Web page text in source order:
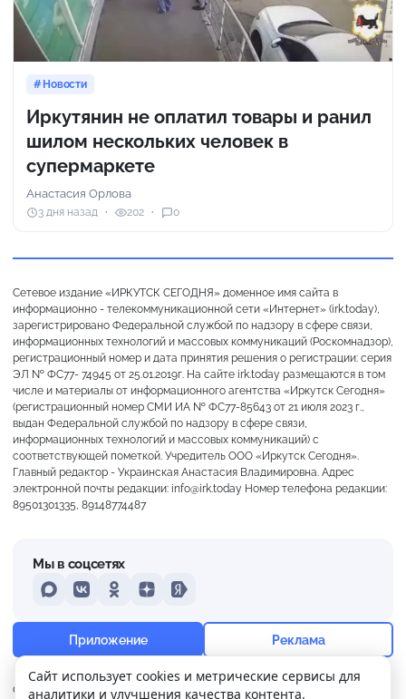
+28° Ощущается как +28
Новости
Иркутянин не оплатил товары и ранил
шилом нескольких человек в
супермаркете
Анастасия Орлова
3 дня назад 202 0
Сетевое издание «ИРКУТСК СЕГОДНЯ» доменное имя сайта в
информационно - телекоммуникационной сети «Интернет» (irk.today),
зарегистрировано Федеральной службой по надзору в сфере связи,
информационных технологий и массовых коммуникаций (Роскомнадзор),
регистрационный номер и дата принятия решения о регистрации: серия
ЭЛ № ФС77- 74945 от 25.01.2019г. На сайте irk.today размещаются в том
числе и материалы от информационного агентства «Иркутск Сегодня»
(регистрационный номер СМИ ИА № ФС77-85643 от 21 июля 2023 г.,
выдан Федеральной службой по надзору в сфере связи,
информационных технологий и массовых коммуникаций) с
соответствующей пометкой. Учредитель ООО «Иркутск Сегодня».
Главный редактор - Украинская Анастасия Владимировна. Адрес
электронной почты редакции: info@irk.today Номер телефона редакции:
89501301335, 89148774487
О нас Контакты Прислать новость
Мы в соцсетях
MAXVKontakteOdnoklassniki
DzenYandex
Приложение Реклама
Сайт использует cookies и метрические сервисы для
аналитики и улучшения качества контента.